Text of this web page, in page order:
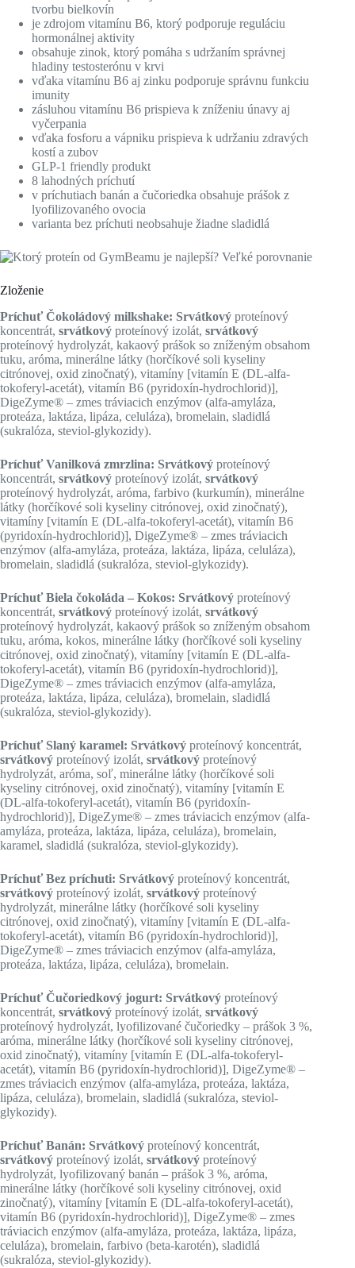
tvorbu bielkovín
je zdrojom vitamínu B6, ktorý podporuje reguláciu
hormonálnej aktivity
obsahuje zinok, ktorý pomáha s udržaním správnej
hladiny testosterónu v krvi
vďaka vitamínu B6 aj zinku podporuje správnu funkciu
imunity
zásluhou vitamínu B6 prispieva k zníženiu únavy aj
vyčerpania
vďaka fosforu a vápniku prispieva k udržaniu zdravých
kostí a zubov
GLP-1 friendly produkt
8 lahodných príchutí
v príchutiach banán a čučoriedka obsahuje prášok z
lyofilizovaného ovocia
varianta bez príchuti neobsahuje žiadne sladidlá
Zloženie
Príchuť Čokoládový milkshake: Srvátkový proteínový
koncentrát, srvátkový proteínový izolát, srvátkový
proteínový hydrolyzát, kakaový prášok so zníženým obsahom
tuku, aróma, minerálne látky (horčíkové soli kyseliny
citrónovej, oxid zinočnatý), vitamíny [vitamín E (DL-alfa-
tokoferyl-acetát), vitamín B6 (pyridoxín-hydrochlorid)],
DigeZyme® – zmes tráviacich enzýmov (alfa-amyláza,
proteáza, laktáza, lipáza, celuláza), bromelain, sladidlá
(sukralóza, steviol-glykozidy).
Príchuť Vanilková zmrzlina: Srvátkový proteínový
koncentrát, srvátkový proteínový izolát, srvátkový
proteínový hydrolyzát, aróma, farbivo (kurkumín), minerálne
látky (horčíkové soli kyseliny citrónovej, oxid zinočnatý),
vitamíny [vitamín E (DL-alfa-tokoferyl-acetát), vitamín B6
(pyridoxín-hydrochlorid)], DigeZyme® – zmes tráviacich
enzýmov (alfa-amyláza, proteáza, laktáza, lipáza, celuláza),
bromelain, sladidlá (sukralóza, steviol-glykozidy).
Príchuť Biela čokoláda – Kokos: Srvátkový proteínový
koncentrát, srvátkový proteínový izolát, srvátkový
proteínový hydrolyzát, kakaový prášok so zníženým obsahom
tuku, aróma, kokos, minerálne látky (horčíkové soli kyseliny
citrónovej, oxid zinočnatý), vitamíny [vitamín E (DL-alfa-
tokoferyl-acetát), vitamín B6 (pyridoxín-hydrochlorid)],
DigeZyme® – zmes tráviacich enzýmov (alfa-amyláza,
proteáza, laktáza, lipáza, celuláza), bromelain, sladidlá
(sukralóza, steviol-glykozidy).
Príchuť Slaný karamel: Srvátkový proteínový koncentrát,
srvátkový proteínový izolát, srvátkový proteínový
hydrolyzát, aróma, soľ, minerálne látky (horčíkové soli
kyseliny citrónovej, oxid zinočnatý), vitamíny [vitamín E
(DL-alfa-tokoferyl-acetát), vitamín B6 (pyridoxín-
hydrochlorid)], DigeZyme® – zmes tráviacich enzýmov (alfa-
amyláza, proteáza, laktáza, lipáza, celuláza), bromelain,
karamel, sladidlá (sukralóza, steviol-glykozidy).
Príchuť Bez príchuti: Srvátkový proteínový koncentrát,
srvátkový proteínový izolát, srvátkový proteínový
hydrolyzát, minerálne látky (horčíkové soli kyseliny
citrónovej, oxid zinočnatý), vitamíny [vitamín E (DL-alfa-
tokoferyl-acetát), vitamín B6 (pyridoxín-hydrochlorid)],
DigeZyme® – zmes tráviacich enzýmov (alfa-amyláza,
proteáza, laktáza, lipáza, celuláza), bromelain.
Príchuť Čučoriedkový jogurt: Srvátkový proteínový
koncentrát, srvátkový proteínový izolát, srvátkový
proteínový hydrolyzát, lyofilizované čučoriedky – prášok 3 %,
aróma, minerálne látky (horčíkové soli kyseliny citrónovej,
oxid zinočnatý), vitamíny [vitamín E (DL-alfa-tokoferyl-
acetát), vitamín B6 (pyridoxín-hydrochlorid)], DigeZyme® –
zmes tráviacich enzýmov (alfa-amyláza, proteáza, laktáza,
lipáza, celuláza), bromelain, sladidlá (sukralóza, steviol-
glykozidy).
Príchuť Banán: Srvátkový proteínový koncentrát,
srvátkový proteínový izolát, srvátkový proteínový
hydrolyzát, lyofilizovaný banán – prášok 3 %, aróma,
minerálne látky (horčíkové soli kyseliny citrónovej, oxid
zinočnatý), vitamíny [vitamín E (DL-alfa-tokoferyl-acetát),
vitamín B6 (pyridoxín-hydrochlorid)], DigeZyme® – zmes
tráviacich enzýmov (alfa-amyláza, proteáza, laktáza, lipáza,
celuláza), bromelain, farbivo (beta-karotén), sladidlá
(sukralóza, steviol-glykozidy).